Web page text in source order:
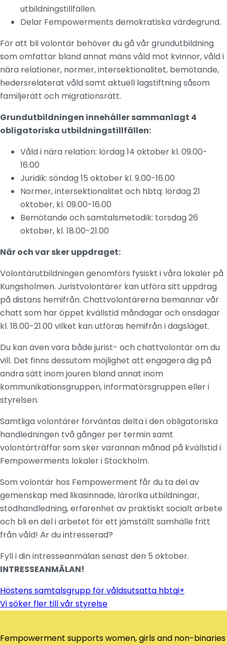
utbildningstillfällen.
Delar Fempowerments demokratiska värdegrund.
För att bli volontär behöver du gå vår grundutbildning
som omfattar bland annat mäns våld mot kvinnor, våld i
nära relationer, normer, intersektionalitet, bemötande,
hedersrelaterat våld samt aktuell lagstiftning såsom
familjerätt och migrationsrätt.
Grundutbildningen innehåller sammanlagt 4
obligatoriska utbildningstillfällen:
Våld i nära relation: lördag 14 oktober kl. 09.00-
16.00
Juridik: söndag 15 oktober kl. 9.00-16.00
Normer, intersektionalitet och hbtq: lördag 21
oktober, kl. 09.00-16.00
Bemötande och samtalsmetodik: torsdag 26
oktober, kl. 18.00-21.00
När och var sker uppdraget:
Volontärutbildningen genomförs fysiskt i våra lokaler på
Kungsholmen. Juristvolontärer kan utföra sitt uppdrag
på distans hemifrån. Chattvolontärerna bemannar vår
chatt som har öppet kvällstid måndagar och onsdagar
kl. 18.00-21.00 vilket kan utföras hemifrån i dagsläget.
Du kan även vara både jurist- och chattvolontär om du
vill. Det finns dessutom möjlighet att engagera dig på
andra sätt inom jouren bland annat inom
kommunikationsgruppen, informatörsgruppen eller i
styrelsen.
Samtliga volontärer förväntas delta i den obligatoriska
handledningen två gånger per termin samt
volontärträffar som sker varannan månad på kvällstid i
Fempowerments lokaler i Stockholm.
Som volontär hos Fempowerment får du ta del av
gemenskap med likasinnade, lärorika utbildningar,
stödhandledning, erfarenhet av praktiskt socialt arbete
och bli en del i arbetet för ett jämställt samhälle fritt
från våld! Är du intresserad?
Fyll i din intresseanmälan senast den 5 oktober.
INTRESSEANMÄLAN!
Navigation
de
l’article
Höstens samtalsgrupp för våldsutsatta hbtqi+
Vi söker fler till vår styrelse
Fempowerment supports women, girls and non-binaries